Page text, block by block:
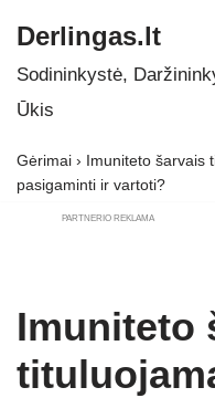
Skip
to
Derlingas.lt
Sodininkystė,
Ūkis
Gėrimai › Imuniteto šarvais
pasigaminti ir vartoti?
PARTNERIO REKLAMA
Imuniteto